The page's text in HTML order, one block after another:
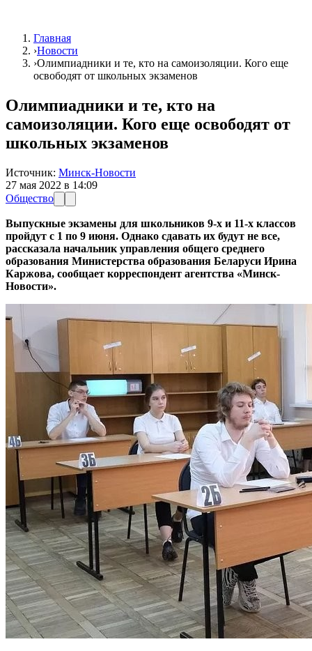
Главная
›Новости
›Олимпиадники и те, кто на самоизоляции. Кого еще
освободят от школьных экзаменов
Олимпиадники и те, кто на
самоизоляции. Кого еще освободят от
школьных экзаменов
Источник: Минск-Новости
27 мая 2022 в 14:09
Общество
Выпускные экзамены для школьников 9-х и 11-х классов
пройдут с 1 по 9 июня. Однако сдавать их будут не все,
рассказала начальник управления общего среднего
образования Министерства образования Беларуси Ирина
Каржова, сообщает корреспондент агентства «Минск-
Новости».